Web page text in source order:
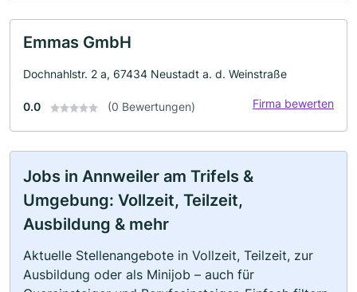
Emmas GmbH
Dochnahlstr. 2 a, 67434 Neustadt a. d. Weinstraße
0.0 (0 Bewertungen) Firma bewerten
Jobs in Annweiler am Trifels &
Umgebung: Vollzeit, Teilzeit,
Ausbildung & mehr
Aktuelle Stellenangebote in Vollzeit, Teilzeit, zur
Ausbildung oder als Minijob – auch für